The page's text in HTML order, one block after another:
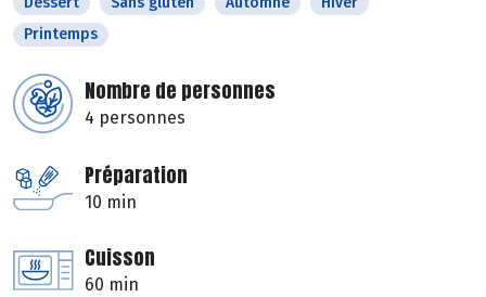
Printemps
Nombre de personnes
4 personnes
Préparation
10 min
Cuisson
60 min